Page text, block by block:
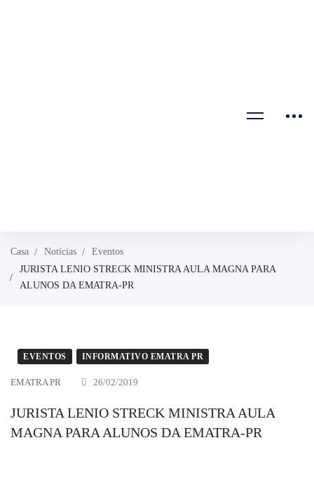
Casa Notícias
Eventos
JURISTA LENIO STRECK MINISTRA AULA MAGNA PARA
ALUNOS DA EMATRA-PR
EVENTOS INFORMATIVO EMATRA PR
EMATRA PR 26/02/2019
JURISTA LENIO STRECK MINISTRA AULA
MAGNA PARA ALUNOS DA EMATRA-PR